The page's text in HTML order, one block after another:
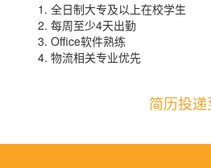
全日制大专及以上在校学生
每周至少4天出勤
Office软件熟练
物流相关专业优先
简历投递